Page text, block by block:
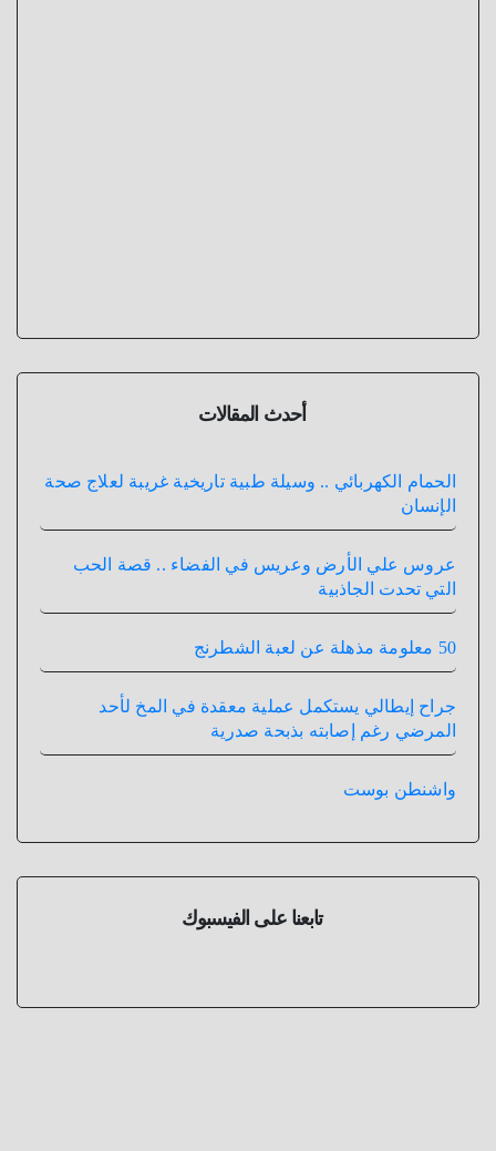
أحدث المقالات
الحمام الكهربائي .. وسيلة طبية تاريخية غريبة لعلاج صحة
الإنسان
عروس علي الأرض وعريس في الفضاء .. قصة الحب
التي تحدت الجاذبية
50 معلومة مذهلة عن لعبة الشطرنج
جراح إيطالي يستكمل عملية معقدة في المخ لأحد
المرضي رغم إصابته بذبحة صدرية
واشنطن بوست
تابعنا على الفيسبوك